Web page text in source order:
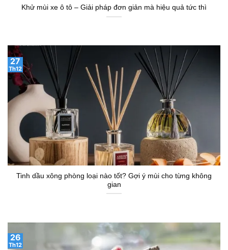
Khử mùi xe ô tô – Giải pháp đơn giản mà hiệu quả tức thì
Tinh dầu xông phòng loại nào tốt? Gợi ý mùi cho từng không
gian
27
Th12
26
Th12